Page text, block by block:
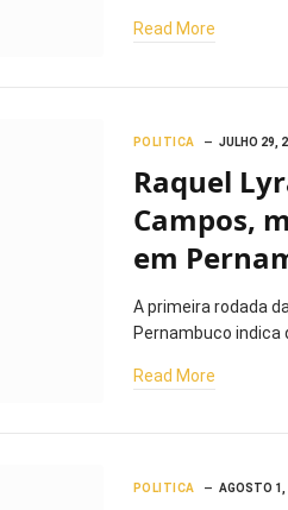
Read More
POLITICA JULHO 29,
Raquel
Campos,
em
A primeira rodada
Pernambuco indica
Read More
POLITICA AGOSTO 1,